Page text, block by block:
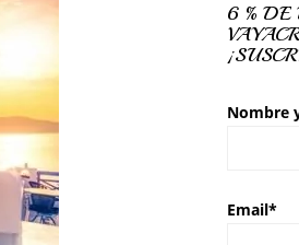
6 % DE
Nombre
Email*